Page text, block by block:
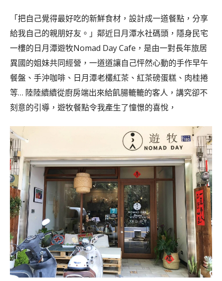
「把自己覺得最好吃的新鮮食材，設計成一道餐點，分享
給我自己的親朋好友。」鄰近日月潭水社碼頭，隱身民宅
一樓的日月潭遊牧Nomad Day Cafe，是由一對長年旅居
異國的姐妹共同經營，一道道讓自己怦然心動的手作早午
餐盤、手沖咖啡、日月潭老欉紅茶、紅茶磅蛋糕、肉桂捲
等… 陸陸續續從廚房端出來給飢腸轆轆的客人，講究卻不
刻意的引導，遊牧餐點令我產生了憧憬的喜悅，